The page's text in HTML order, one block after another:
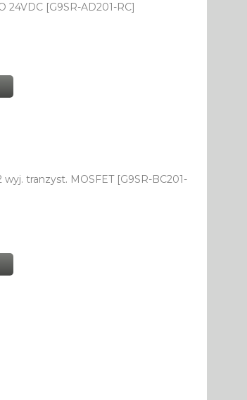
24VDC [G9SR-AD201-RC]
tranzyst. MOSFET [G9SR-BC201-